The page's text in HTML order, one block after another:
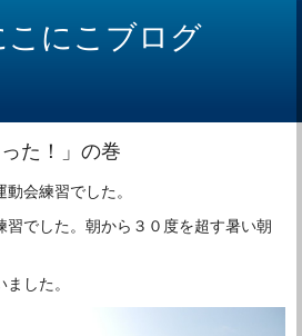
こにこブログ
た！」の巻
会練習でした。
習でした。朝から３０度を超す暑い朝
した。